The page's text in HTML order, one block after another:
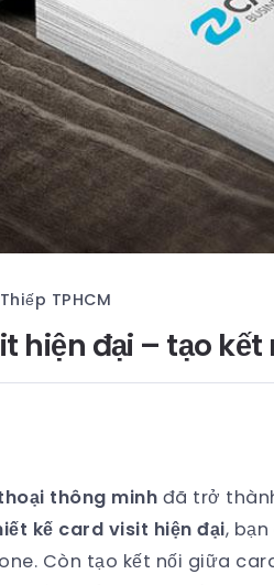
TPHCM
hiện đại – tạo
thông minh đã trở
kế card visit hiện đại,
Còn tạo kết nối giữa